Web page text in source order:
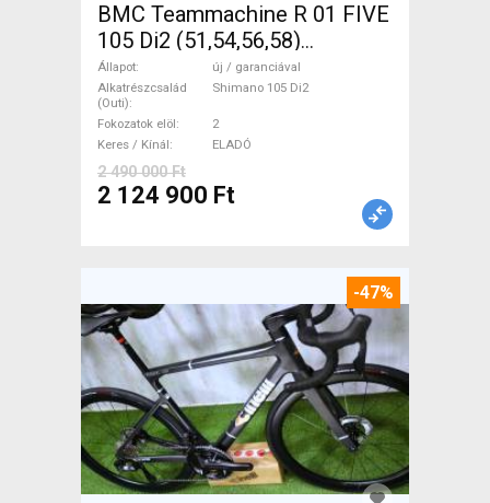
BMC Teammachine R 01 FIVE
105 Di2 (51,54,56,58)
Országúti Shimano 105 Di2
tárcsafék új / garanciával
ELADÓ
Állapot
új / garanciával
Alkatrészcsalád
(Outi)
Shimano 105 Di2
Fokozatok elöl
2
Keres / Kínál
ELADÓ
2 490 000 Ft
2 124 900 Ft
-47%